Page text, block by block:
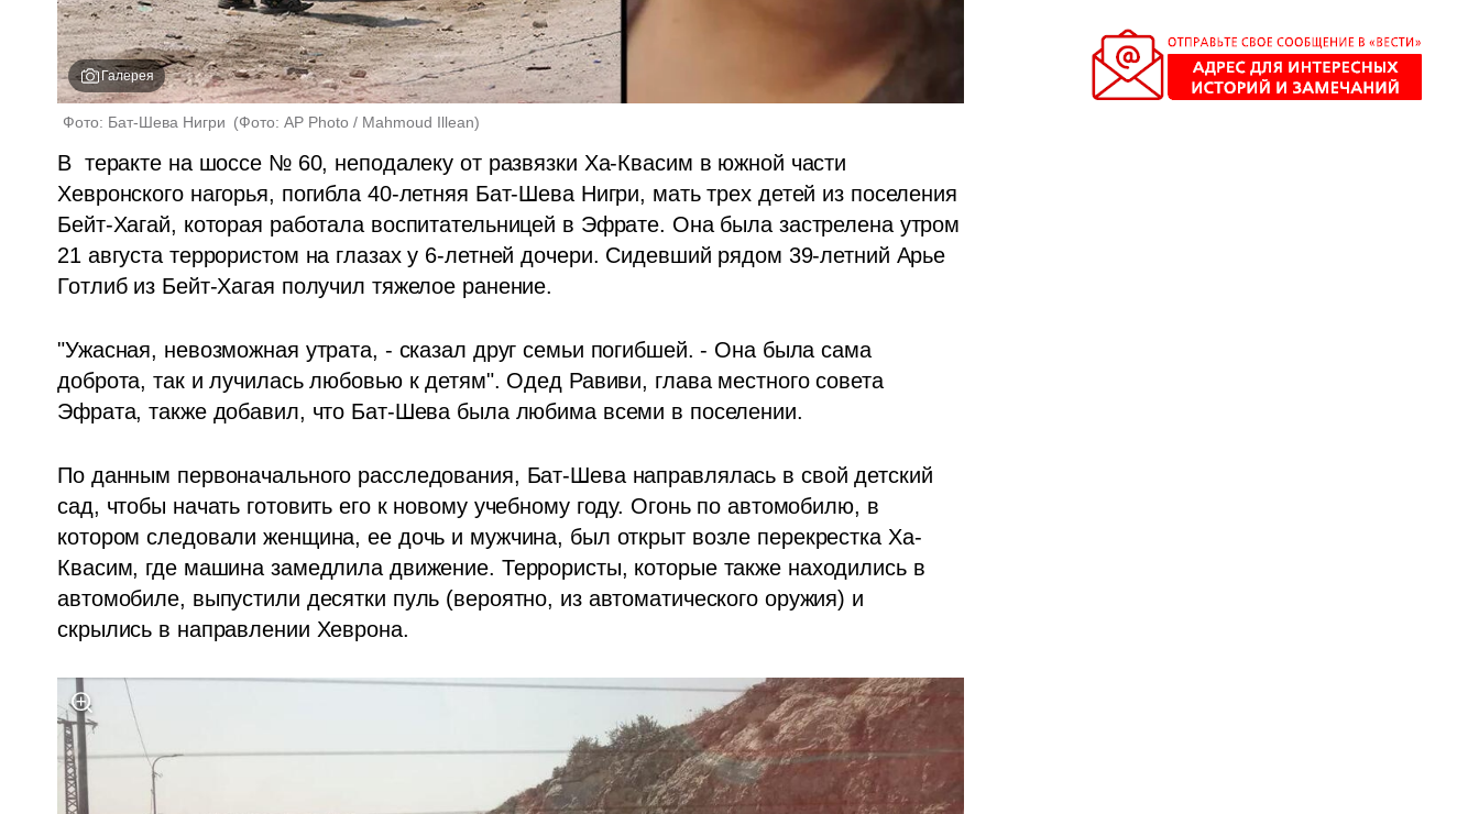
Галерея
Фото: Бат-Шева Нигри (Фото: AP Photo / Mahmoud Illean)
В  теракте на шоссе № 60, неподалеку от развязки Ха-Квасим в южной части
Хевронского нагорья, погибла 40-летняя Бат-Шева Нигри, мать трех детей из поселения
Бейт-Хагай, которая работала воспитательницей в Эфрате. Она была застрелена утром
21 августа террористом на глазах у 6-летней дочери. Сидевший рядом 39-летний Арье
Готлиб из Бейт-Хагая получил тяжелое ранение.
"Ужасная, невозможная утрата, - сказал друг семьи погибшей. - Она была сама
доброта, так и лучилась любовью к детям". Одед Равиви, глава местного совета
Эфрата, также добавил, что Бат-Шева была любима всеми в поселении.
По данным первоначального расследования, Бат-Шева направлялась в свой детский
сад, чтобы начать готовить его к новому учебному году. Огонь по автомобилю, в
котором следовали женщина, ее дочь и мужчина, был открыт возле перекрестка Ха-
Квасим, где машина замедлила движение. Террористы, которые также находились в
автомобиле, выпустили десятки пуль (вероятно, из автоматического оружия) и
скрылись в направлении Хеврона.